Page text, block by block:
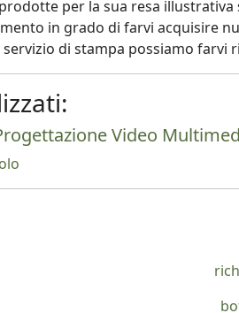
per la sua resa
in grado di farvi acquisire
di stampa possiamo
Video